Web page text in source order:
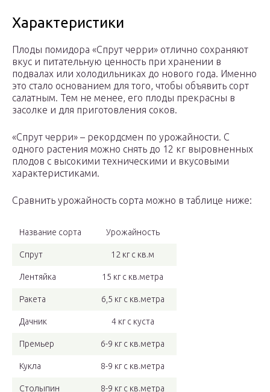
Характеристики
Плоды помидора «Спрут черри» отлично сохраняют
вкус и питательную ценность при хранении в
подвалах или холодильниках до нового года. Именно
это стало основанием для того, чтобы объявить сорт
салатным. Тем не менее, его плоды прекрасны в
засолке и для приготовления соков.
«Спрут черри» – рекордсмен по урожайности. С
одного растения можно снять до 12 кг выровненных
плодов с высокими техническими и вкусовыми
характеристиками.
Сравнить урожайность сорта можно в таблице ниже:
Название сорта Урожайность
Спрут 12 кг с кв.м
Лентяйка 15 кг с кв.метра
Ракета 6,5 кг с кв.метра
Дачник 4 кг с куста
Премьер 6-9 кг с кв.метра
Кукла 8-9 кг с кв.метра
Столыпин 8-9 кг с кв.метра